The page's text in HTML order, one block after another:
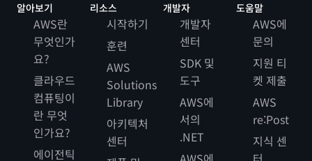
알아보기
AWS란
무엇인가
요?
클라우드
컴퓨팅이
란 무엇
인가요?
에이전틱
리소스
시작하기
훈련
AWS
Solutions
Library
아키텍처
센터
개발자
개발자
센터
SDK 및
도구
AWS에
서의
.NET
도움말
AWS에
문의
지원 티
켓 제출
AWS
re:Post
지식 센